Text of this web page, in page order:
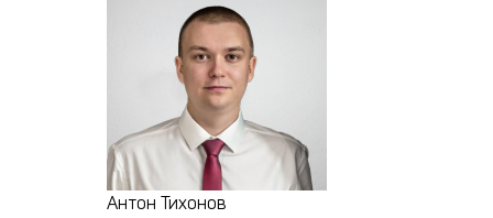
Антон Тихонов